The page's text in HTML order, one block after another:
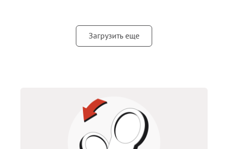
Загрузить еще